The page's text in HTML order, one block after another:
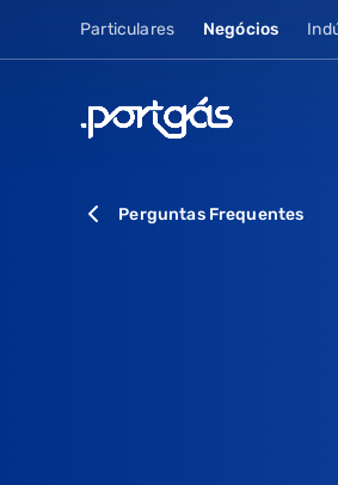
Particulares Negócios
Perguntas Frequentes